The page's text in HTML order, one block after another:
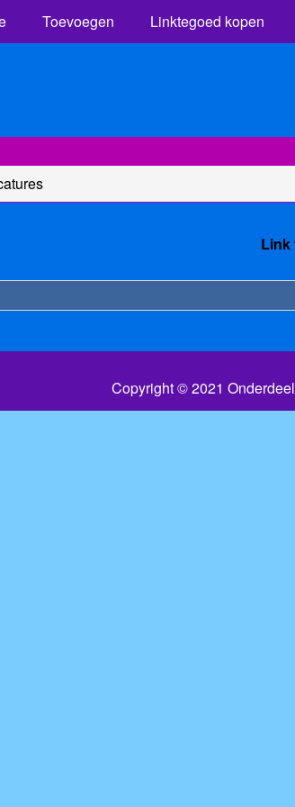
Toevoegen Linktegoed kopen
Link
Copyright © 2021